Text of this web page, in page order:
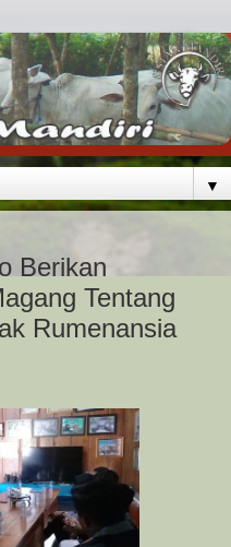
▼
Berikan
Tentang
Rumenansia